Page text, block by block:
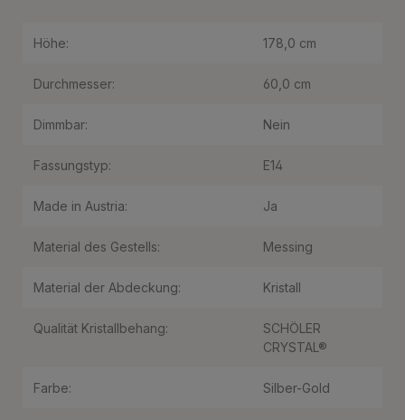
Höhe: 178,0 cm
Durchmesser: 60,0 cm
Dimmbar: Nein
Fassungstyp: E14
Made in Austria: Ja
Material des Gestells: Messing
Material der Abdeckung: Kristall
Qualität Kristallbehang:
SCHÖLER
CRYSTAL®
Farbe: Silber-Gold